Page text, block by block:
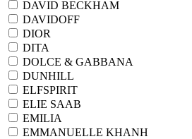
DAVID BECKHAM
DAVIDOFF
DIOR
DITA
DOLCE & GABBANA
DUNHILL
ELFSPIRIT
ELIE SAAB
EMILIA
EMMANUELLE KHANH